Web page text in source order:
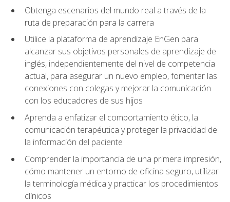
Obtenga escenarios del mundo real a través de la
ruta de preparación para la carrera
Utilice la plataforma de aprendizaje EnGen para
alcanzar sus objetivos personales de aprendizaje de
inglés, independientemente del nivel de competencia
actual, para asegurar un nuevo empleo, fomentar las
conexiones con colegas y mejorar la comunicación
con los educadores de sus hijos
Aprenda a enfatizar el comportamiento ético, la
comunicación terapéutica y proteger la privacidad de
la información del paciente
Comprender la importancia de una primera impresión,
cómo mantener un entorno de oficina seguro, utilizar
la terminología médica y practicar los procedimientos
clínicos